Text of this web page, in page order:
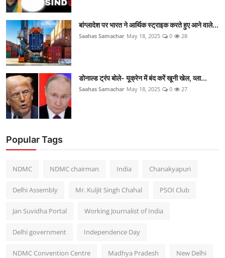
बांग्लादेश पर भारत ने आर्थिक स्ट्राइक करते हुए आने वाले...
Saahas Samachar May 18, 2025 0 28
डोनाल्ड ट्रंप बोले- यूक्रेन में बंद करें खूनी खेल, व्ला...
Saahas Samachar May 18, 2025 0 27
Popular Tags
NDMC NDMC chairman India Chanakyapuri
Delhi Assembly Mr. Kuljit Singh Chahal PSOI Club
Jan Suvidha Portal Working Journalist of India
Delhi government Independence Day
NDMC Convention Centre Madhya Pradesh New Delhi